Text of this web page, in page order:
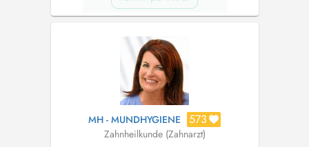
MH - MUNDHYGIENE 573
Zahnheilkunde (Zahnarzt)